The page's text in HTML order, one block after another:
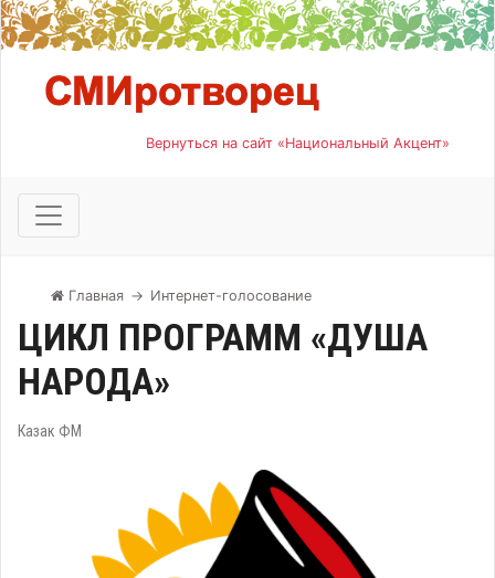
Вернуться на сайт «Национальный Акцент»
Главная → Интернет-голосование
ЦИКЛ ПРОГРАММ «ДУША
НАРОДА»
Казак ФМ